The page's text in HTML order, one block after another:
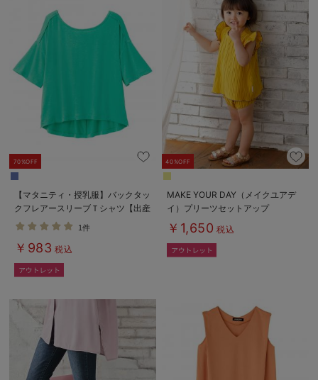
70%OFF
【マタニティ・授乳服】バックタッ
クフレアースリーブＴシャツ【出産
後も長く使える】
1件
￥983 税込
40%OFF
MAKE YOUR DAY（メイクユアデ
イ）プリーツセットアップ
￥1,650 税込